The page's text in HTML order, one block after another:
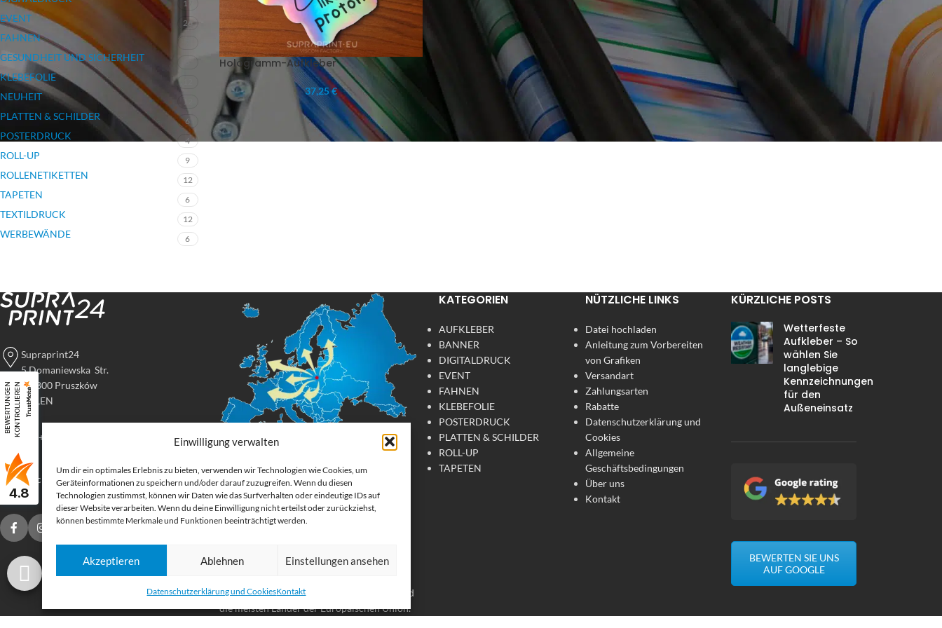
Einwilligung verwalten
Um dir ein optimales Erlebnis zu bieten, verwenden wir Technologien wie Cookies, um
Geräteinformationen zu speichern und/oder darauf zuzugreifen. Wenn du diesen
Technologien zustimmst, können wir Daten wie das Surfverhalten oder eindeutige IDs auf
dieser Website verarbeiten. Wenn du deine Einwilligung nicht erteilst oder zurückziehst,
können bestimmte Merkmale und Funktionen beeinträchtigt werden.
Akzeptieren Ablehnen Einstellungen ansehen
Datenschutzerklärung und CookiesKontakt
17
EVENT 26
FAHNEN
GESUNDHEIT UND SICHERHEIT
KLEBEFOLIE
NEUHEIT 12
PLATTEN & SCHILDER 6
POSTERDRUCK 4
ROLL-UP 9
ROLLENETIKETTEN 12
TAPETEN 6
TEXTILDRUCK 12
WERBEWÄNDE 6
Hologramm-Aufkleber
37,25 €
Supraprint24
5 Domaniewska Str.
05-800 Pruszków
POLEN
Tel: +48 517 395 069
druck@supraprint24.de
Digital
Großformatdruck
Stoffe, Folien, Fahnen, Strandfahnen, Poster,
Druckprodukte Deutschland, Österreich und
die meisten Länder der Europäischen Union.
KATEGORIEN
AUFKLEBER
BANNER
DIGITALDRUCK
EVENT
FAHNEN
KLEBEFOLIE
POSTERDRUCK
PLATTEN & SCHILDER
ROLL-UP
TAPETEN
NÜTZLICHE LINKS
Datei hochladen
Anleitung zum Vorbereiten
von Grafiken
Versandart
Zahlungsarten
Rabatte
Datenschutzerklärung und
Cookies
Allgemeine
Geschäftsbedingungen
Über uns
Kontakt
KÜRZLICHE POSTS
Wetterfeste
Aufkleber – So
wählen Sie
langlebige
Kennzeichnungen
für den
Außeneinsatz
BEWERTEN SIE UNS
AUF GOOGLE
B
E
W
E
R
T
U
N
G
E
N
K
O
N
T
R
O
L
L
I
E
R
EN
4.8